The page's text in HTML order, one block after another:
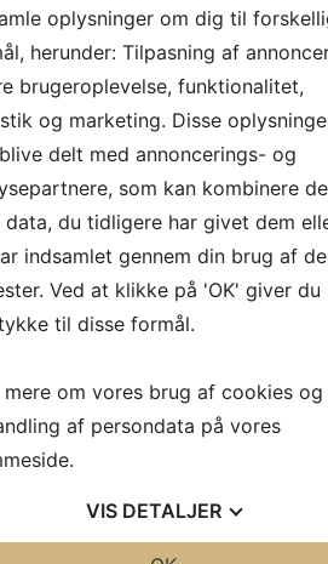
Bemærk det er et
forekomme i mål.
Metalringen = 3,3
Hjertet = 10,5 x 9 cm.
Fuld længde inkl.
Design af Great
ALLE ORDRE, TIL
FRATRUKKET
oplysninger om dig til
herunder: Tilpasning af
brugeroplevelse, funktionalitet,
og marketing. Disse
delt med annoncerings- og
som kan kombinere
data, du tidligere har givet dem
indsamlet gennem din brug af
Ved at klikke på 'OK' giver du
til disse formål.
om vores brug af cookies og
af persondata på vores
VIS DETALJER